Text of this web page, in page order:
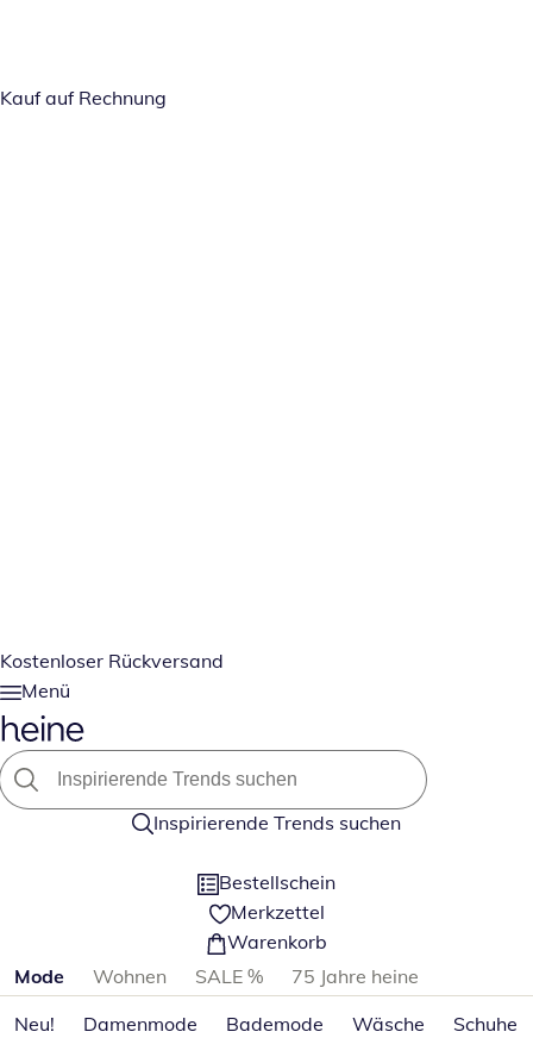
Kauf auf Rechnung
Kostenloser Rückversand
Menü
Inspirierende Trends suchen
Bestellschein
Merkzettel
Warenkorb
Produktkategorien überspringen
Mode Wohnen SALE %
75 Jahre heine
Neu!
Damenmode Bademode Wäsche Schuhe